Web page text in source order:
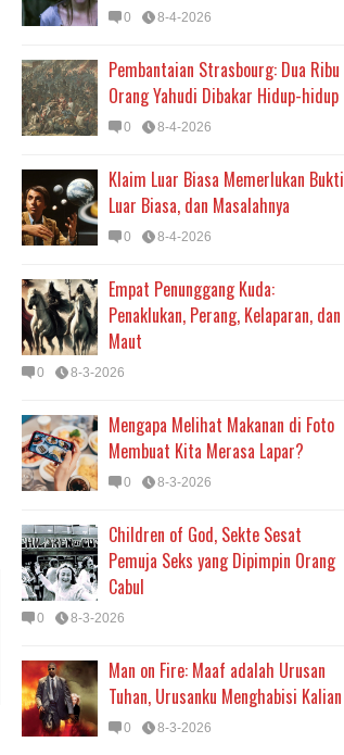
0 8-4-2026
Pembantaian Strasbourg: Dua Ribu
Orang Yahudi Dibakar Hidup-hidup
0 8-4-2026
Klaim Luar Biasa Memerlukan Bukti
Luar Biasa, dan Masalahnya
0 8-4-2026
Empat Penunggang Kuda:
Penaklukan, Perang, Kelaparan, dan
Maut
0 8-3-2026
Mengapa Melihat Makanan di Foto
Membuat Kita Merasa Lapar?
0 8-3-2026
Children of God, Sekte Sesat
Pemuja Seks yang Dipimpin Orang
Cabul
0 8-3-2026
Man on Fire: Maaf adalah Urusan
Tuhan, Urusanku Menghabisi Kalian
0 8-3-2026